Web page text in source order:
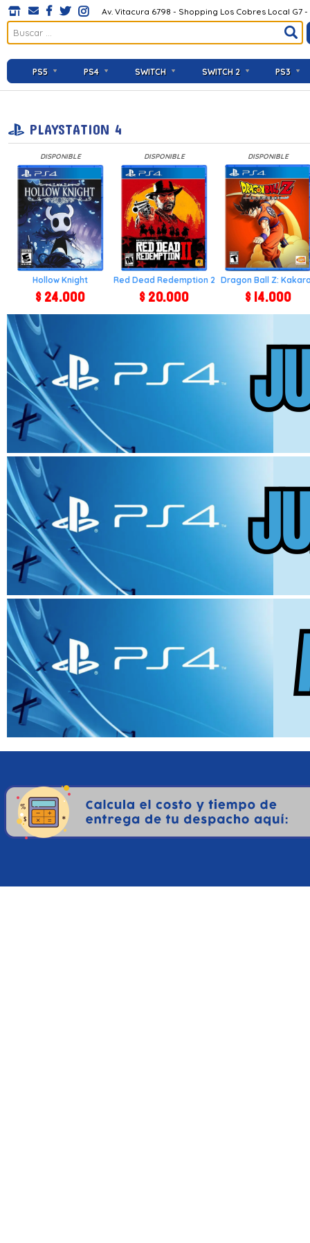
Av. Vitacura 6798 - Shopping Los Cobres Local G7
PS5 PS4 SWITCH SWITCH 2 PS3
PLAYSTATION 4
DISPONIBLE
Hollow Knight
$ 24.000
DISPONIBLE
Red Dead Redemption 2
$ 20.000
DISPONIBLE
Dragon Ball Z:
$ 14.000